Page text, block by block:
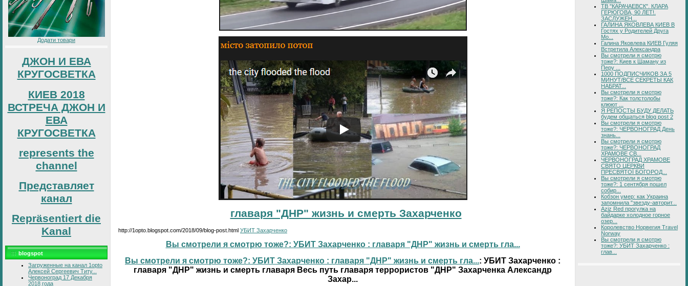
Додати товари
ДЖОН И ЕВА
КРУГОСВЕТКА
КИЕВ 2018
ВСТРЕЧА ДЖОН И
ЕВА
КРУГОСВЕТКА
represents the
channel
Представляет
канал
Repräsentiert die
Kanal
blogspot
Загруженные на канал 1opto
Алексей Сергеевич Титу...
Червоноград 17 Декабря
2018 года
главаря "ДНР" жизнь и смерть Захарченко
http://1opto.blogspot.com/2018/09/blog-post.html УБИТ Захарченко
Вы смотрели я смотрю тоже?: УБИТ Захарченко : главаря "ДНР" жизнь и смерть гла...
Вы смотрели я смотрю тоже?: УБИТ Захарченко : главаря "ДНР" жизнь и смерть гла...: УБИТ Захарченко :
главаря "ДНР" жизнь и смерть главаря Весь путь главаря террористов "ДНР" Захарченка Александр
Захар...
ТВ "КАРАЧАЕВСК". КЛАРА
ГЕРЮГОВА, 90 ЛЕТ!.
ЗАСЛУЖЕН...
ГАЛИНА ЯКОВЛЕВА КИЕВ В
Гостях у Родителей Друга
Мо...
Галина Яковлева КИЕВ Гуляя
Встретила Александра
Вы смотрели я смотрю
тоже?: Киев к Шаману из
Перу ...
1000 ПОДПИСЧИКОВ ЗА 5
МИНУТ/ВСЕ СЕКРЕТЫ КАК
НАБРАТ...
Вы смотрели я смотрю
тоже?: Как толстолобы
клюют ...
Я РЕПОСТЫ БУДУ ДЕЛАТЬ
будем общаться blog post 2
Вы смотрели я смотрю
тоже?: ЧЕРВОНОГРАД День
знань...
Вы смотрели я смотрю
тоже?: ЧЕРВОНОГРАД
ХРАМОВЕ СВ...
ЧЕРВОНОГРАД ХРАМОВЕ
СВЯТО ЦЕРКВИ
ПРЕСВЯТОЇ БОГОРОД...
Вы смотрели я смотрю
тоже?: 1 сентября пошел
собир...
Кобзон умер: как Украина
запомнила "звезду-авторит...
Aziz Red прогулка на
байдарке холодное горное
озер...
Королевство Норвегия Travel
Norway
Вы смотрели я смотрю
тоже?: УБИТ Захарченко :
глав...